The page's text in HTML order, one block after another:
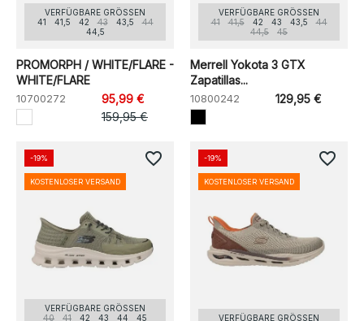
VERFÜGBARE GRÖSSEN
41
41,5 42 43 43,5
44
44,5
PROMORPH / WHITE/FLARE -
WHITE/FLARE
10700272
95,99 €
159,95 €
VERFÜGBARE GRÖSSEN
41
41,5 42 43 43,5
44
44,5
45
Merrell Yokota 3 GTX
Zapatillas...
10800242 129,95 €
VERFÜGBARE GRÖSSEN
40
41 42 43 44 45
-19%
KOSTENLOSER VERSAND
favorite_border
VERFÜGBARE GRÖSSEN
-19%
KOSTENLOSER VERSAND
favorite_border